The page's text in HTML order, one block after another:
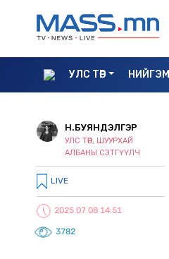
УЛС ТӨР НИЙГЭМ
Н.БУЯНДЭЛГЭР
УЛС ТӨР, ШУУРХАЙ
АЛБАНЫ СЭТГҮҮЛЧ
LIVE
2025.07.08 14:51
3782